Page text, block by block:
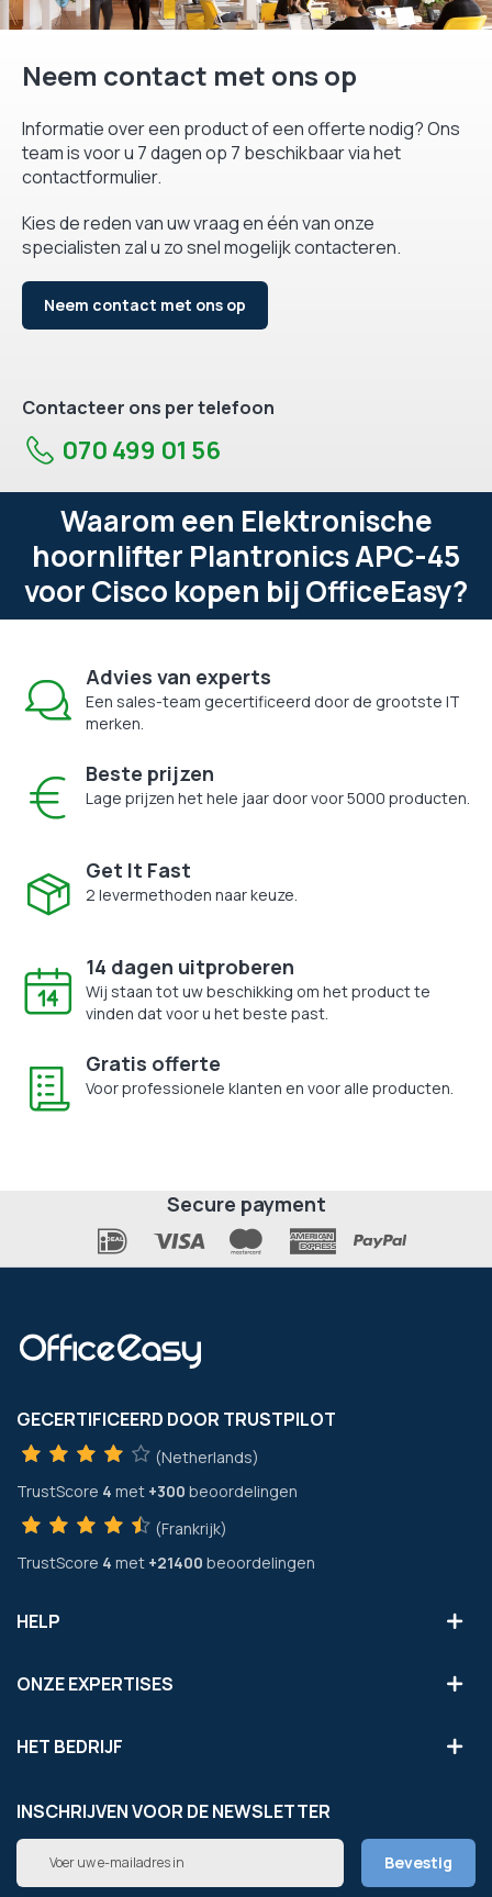
Neem contact met ons op
Informatie over een product of een offerte nodig? Ons
team is voor u 7 dagen op 7 beschikbaar via het
contactformulier.
Kies de reden van uw vraag en één van onze
specialisten zal u zo snel mogelijk contacteren.
Neem contact met ons op
Contacteer ons per telefoon
070 499 01 56
Waarom een Elektronische
hoornlifter Plantronics APC-45
voor Cisco kopen bij OfficeEasy?
Advies van experts
Een sales-team gecertificeerd door de grootste IT
merken.
Beste prijzen
Lage prijzen het hele jaar door voor 5000 producten.
Get It Fast
2 levermethoden naar keuze.
14 dagen uitproberen
Wij staan tot uw beschikking om het product te
vinden dat voor u het beste past.
Gratis offerte
Voor professionele klanten en voor alle producten.
Secure payment
GECERTIFICEERD DOOR TRUSTPILOT
(Netherlands)
TrustScore 4 met +300 beoordelingen
(Frankrijk)
TrustScore 4 met +21400 beoordelingen
HELP
ONZE EXPERTISES
HET BEDRIJF
INSCHRIJVEN VOOR DE NEWSLETTER
Abonneer
op
Bevestig